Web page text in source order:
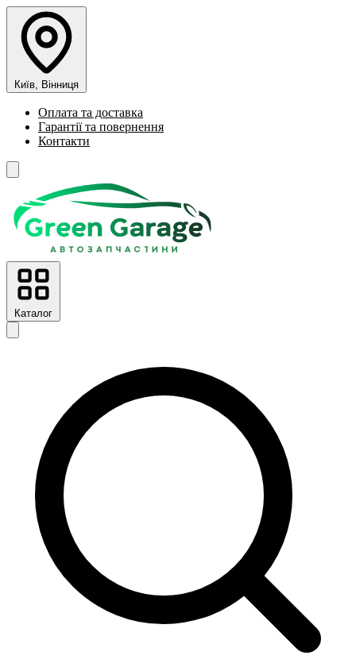
Київ, Вінниця
Оплата та доставка
Гарантії та повернення
Контакти
Каталог